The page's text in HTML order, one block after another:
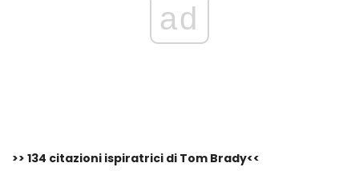
ad
>> 134 citazioni ispiratrici di Tom Brady<<